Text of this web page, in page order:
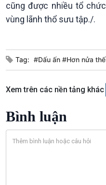
cũng được nhiều tổ
vùng lãnh thổ sưu tập./.
Tag: #Dấu ấn #Hơn nửa
Xem trên các nền tảng khác
Bình luận